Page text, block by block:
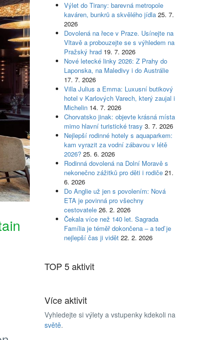
Výlet do Tirany: barevná metropole
kaváren, bunkrů a skvělého jídla 25. 7.
2026
Dovolená na řece v Praze. Usínejte na
Vltavě a probouzejte se s výhledem na
Pražský hrad 19. 7. 2026
Nové letecké linky 2026: Z Prahy do
Laponska, na Maledivy i do Austrálie
17. 7. 2026
Villa Julius a Emma: Luxusní butikový
hotel v Karlových Varech, který zaujal i
Michelin 14. 7. 2026
Chorvatsko jinak: objevte krásná místa
mimo hlavní turistické trasy 3. 7. 2026
Nejlepší rodinné hotely s aquaparkem:
kam vyrazit za vodní zábavou v létě
2026? 25. 6. 2026
Rodinná dovolená na Dolní Moravě s
nekonečno zážitků pro děti i rodiče 21.
6. 2026
Do Anglie už jen s povolením: Nová
ETA je povinná pro všechny
cestovatele 26. 2. 2026
Čekala více než 140 let. Sagrada
Família je téměř dokončena – a teď je
nejlepší čas ji vidět 22. 2. 2026
TOP 5 aktivit
Více aktivit
Vyhledejte si výlety a vstupenky kdekoli na
světě.